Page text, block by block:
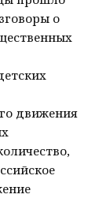
о
движения